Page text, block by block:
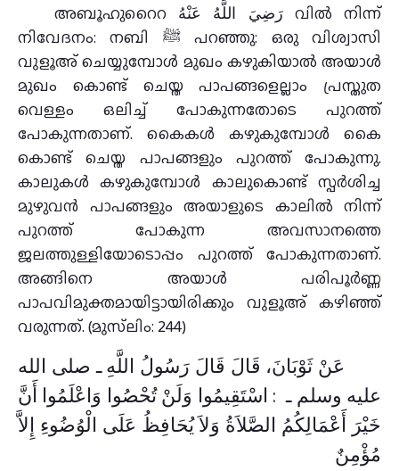
അബൂഹുറൈറ رَضِيَ اللَّهُ عَنْهُ വിൽ നിന്ന്
നിവേദനം: നബി ﷺ പറഞ്ഞു: ഒരു വിശ്വാസി
വുളൂഅ്‌ ചെയ്യുമ്പോൾ മുഖം കഴുകിയാൽ അയാൾ
മുഖം കൊണ്ട് ചെയ്ത പാപങ്ങളെല്ലാം പ്രസ്തുത
വെള്ളം ഒലിച്ച് പോകുന്നതോടെ പുറത്ത്
പോകുന്നതാണ്. കൈകൾ കഴുകുമ്പോൾ കൈ
കൊണ്ട് ചെയ്ത പാപങ്ങളും പുറത്ത് പോകുന്നു.
കാലുകൾ കഴുകുമ്പോൾ കാലുകൊണ്ട് സ്പർശിച്ച
മുഴുവൻ പാപങ്ങളും അയാളുടെ കാലിൽ നിന്ന്
പുറത്ത് പോകുന്ന അവസാനത്തെ
ജലത്തുള്ളിയോടൊപ്പം പുറത്ത് പോകുന്നതാണ്.
അങ്ങിനെ അയാൾ പരിപൂര്‍ണ്ണ
പാപവിമുക്തമായിട്ടായിരിക്കും വുളൂഅ്‌ കഴിഞ്ഞ്
വരുന്നത്. (മുസ്‌ലിം: 244)
عَنْ ثَوْبَانَ، قَالَ قَالَ رَسُولُ اللَّهِ ـ صلى الله
عليه وسلم ـ ‏ :‏ اسْتَقِيمُوا وَلَنْ تُحْصُوا وَاعْلَمُوا أَنَّ
خَيْرَ أَعْمَالِكُمُ الصَّلاَةُ وَلاَ يُحَافِظُ عَلَى الْوُضُوءِ إِلاَّ
مُؤْمِنٌ